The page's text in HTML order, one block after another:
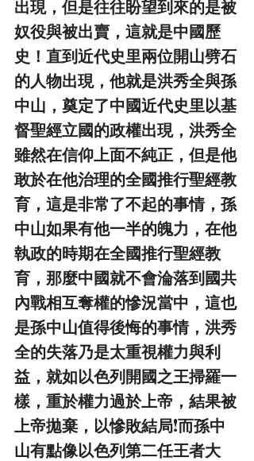
出現，但是往往盼望到來的是被
奴役與被出賣，這就是中國歷
史！直到近代史里兩位開山劈石
的人物出現，他就是洪秀全與孫
中山，奠定了中國近代史里以基
督聖經立國的政權出現，洪秀全
雖然在信仰上面不純正，但是他
敢於在他治理的全國推行聖經教
育，這是非常了不起的事情，孫
中山如果有他一半的魄力，在他
執政的時期在全國推行聖經教
育，那麼中國就不會淪落到國共
內戰相互奪權的慘況當中，這也
是孫中山值得後悔的事情，洪秀
全的失落乃是太重視權力與利
益，就如以色列開國之王掃羅一
樣，重於權力過於上帝，結果被
上帝拋棄，以慘敗結局!而孫中
山有點像以色列第二任王者大